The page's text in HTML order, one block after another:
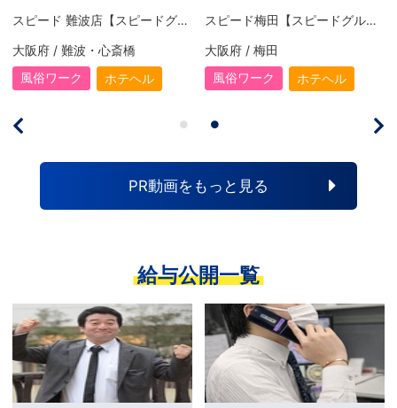
スピード 難波店【スピードグループ】
大阪府 / 難波・心斎橋
風俗ワーク
ホテヘル
スピード梅田【スピードグループ】
大阪府 / 梅田
風俗ワーク
ホテヘル
PR動画をもっと見る
給与公開一覧